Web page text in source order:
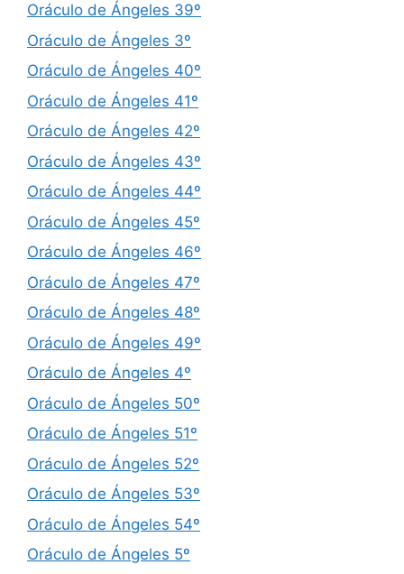
Oráculo de Ángeles 39º
Oráculo de Ángeles 3º
Oráculo de Ángeles 40º
Oráculo de Ángeles 41º
Oráculo de Ángeles 42º
Oráculo de Ángeles 43º
Oráculo de Ángeles 44º
Oráculo de Ángeles 45º
Oráculo de Ángeles 46º
Oráculo de Ángeles 47º
Oráculo de Ángeles 48º
Oráculo de Ángeles 49º
Oráculo de Ángeles 4º
Oráculo de Ángeles 50º
Oráculo de Ángeles 51º
Oráculo de Ángeles 52º
Oráculo de Ángeles 53º
Oráculo de Ángeles 54º
Oráculo de Ángeles 5º